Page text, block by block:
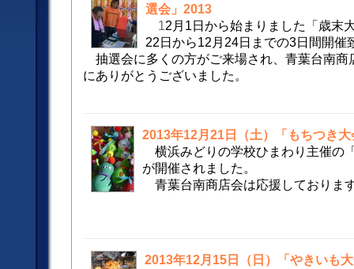
選会」2013
12月1日から始まりました「歳末
22日から12月24日までの3日間開催
抽選会に多くの方がご来場され、青葉台南商
にありがとうございました。
2013年12月21日（土）「もちつき
横浜みどりの学校ひまわり主催の
が開催されました。
青葉台南商店会は応援しておりま
2013年12月15日（日）「やきいも